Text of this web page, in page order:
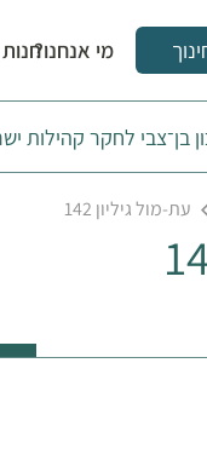
מי אנחנו?
בן־צבי לחקר קהילות
עת-מול גיליון 142